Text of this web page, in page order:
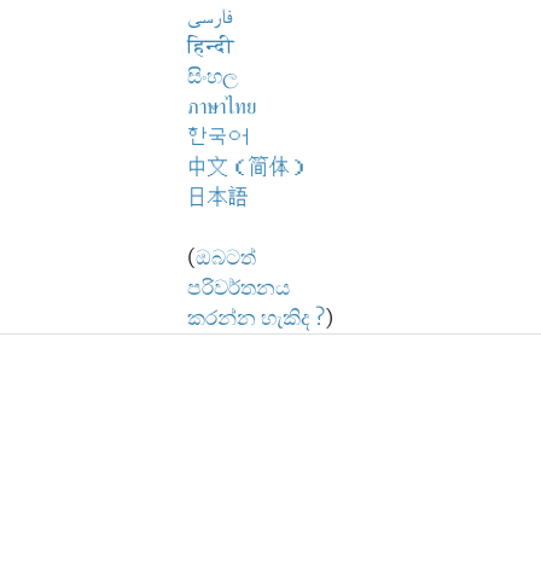
فارسی
हिन्दी
සිංහල
ภาษาไทย
한국어
中文（简体）
日本語
(ඔබටත්
පරිවර්තනය
කරන්න හැකිද ?)